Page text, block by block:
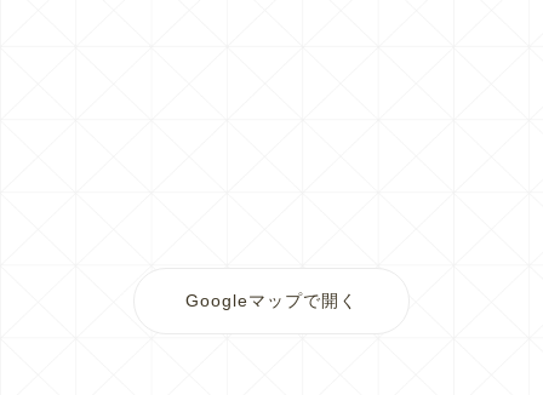
Googleマップで開く